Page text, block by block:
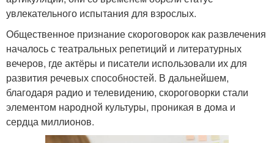
увлекательного испытания для взрослых.
Общественное признание скороговорок как развлечения
началось с театральных репетиций и литературных
вечеров, где актёры и писатели использовали их для
развития речевых способностей. В дальнейшем,
благодаря радио и телевидению, скороговорки стали
элементом народной культуры, проникая в дома и
сердца миллионов.